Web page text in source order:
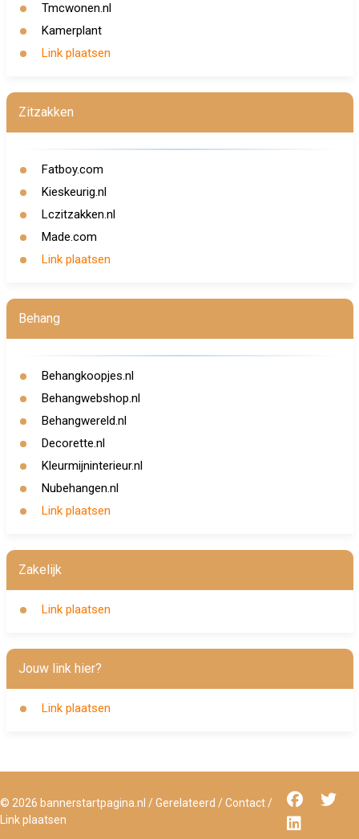
Tmcwonen.nl
Kamerplant
Link plaatsen
Zitzakken
Fatboy.com
Kieskeurig.nl
Lczitzakken.nl
Made.com
Link plaatsen
Behang
Behangkoopjes.nl
Behangwebshop.nl
Behangwereld.nl
Decorette.nl
Kleurmijninterieur.nl
Nubehangen.nl
Link plaatsen
Zakelijk
Link plaatsen
Jouw link hier?
Link plaatsen
© 2026 bannerstartpagina.nl /Gerelateerd /Contact/
Link plaatsen